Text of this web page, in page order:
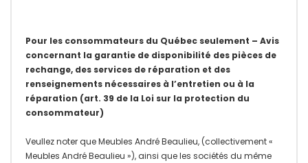
Pour les consommateurs du Québec seulement – Avis
concernant la garantie de disponibilité des pièces de
rechange, des services de réparation et des
renseignements nécessaires à l’entretien ou à la
réparation (art. 39 de la Loi sur la protection du
consommateur)
Veullez noter que Meubles André Beaulieu, (collectivement «
Meubles André Beaulieu »), ainsi que les sociétés du même